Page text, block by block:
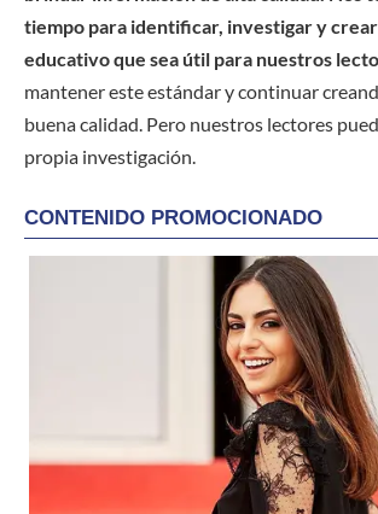
tiempo para identificar, investigar y
educativo que sea útil para nuestros
mantener este estándar y continuar
buena calidad. Pero nuestros lectores
propia investigación.